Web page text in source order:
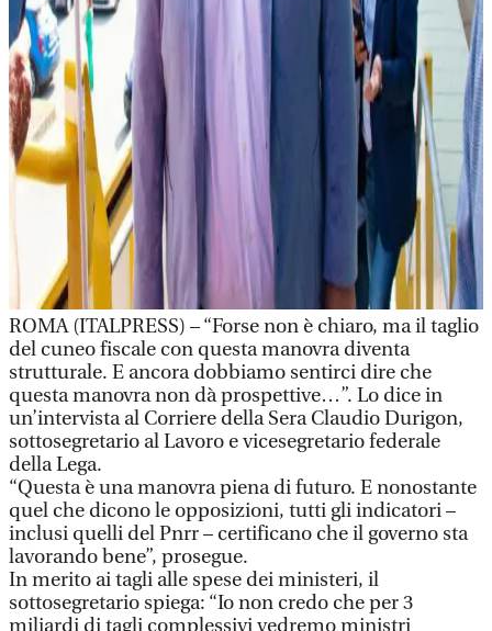
ROMA (ITALPRESS) – “Forse non è chiaro, ma il taglio
del cuneo fiscale con questa manovra diventa
strutturale. E ancora dobbiamo sentirci dire che
questa manovra non dà prospettive…”. Lo dice in
un’intervista al Corriere della Sera Claudio Durigon,
sottosegretario al Lavoro e vicesegretario federale
della Lega.
“Questa è una manovra piena di futuro. E nonostante
quel che dicono le opposizioni, tutti gli indicatori –
inclusi quelli del Pnrr – certificano che il governo sta
lavorando bene”, prosegue.
In merito ai tagli alle spese dei ministeri, il
sottosegretario spiega: “Io non credo che per 3
miliardi di tagli complessivi vedremo ministri